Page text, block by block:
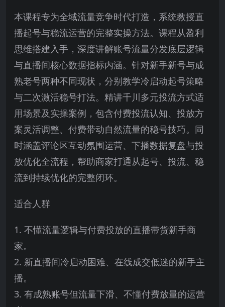
本课程专为全域流量竞争时代打造，系统教授直
播起号与稳流运营的完整实操方法。课程从盈利
思维搭建入手，深度讲解账号流量分发底层逻辑
与直播间核心数据指标内涵。针对新手新号与成
熟老号两种不同现状，分别教学冷启动起号策略
与二次激活稳号打法。精讲千川多元投流方式适
用场景及实操案例，包含付费投流认知、投放方
案灵活调整、付费带动自然流量的稳号技巧。同
时涵盖评论区互动氛围运营、下播数据复盘与投
放优化全流程，帮助商家打通从起号、投流、稳
流到持续优化的完整闭环。
适合人群
1. 不懂流量逻辑与付费投放的直播带货新手商
家。
2. 新直播间冷启动困难、在线成交低迷的新手主
播。
3. 有成熟账号但流量下滑、不懂付费放量的运营